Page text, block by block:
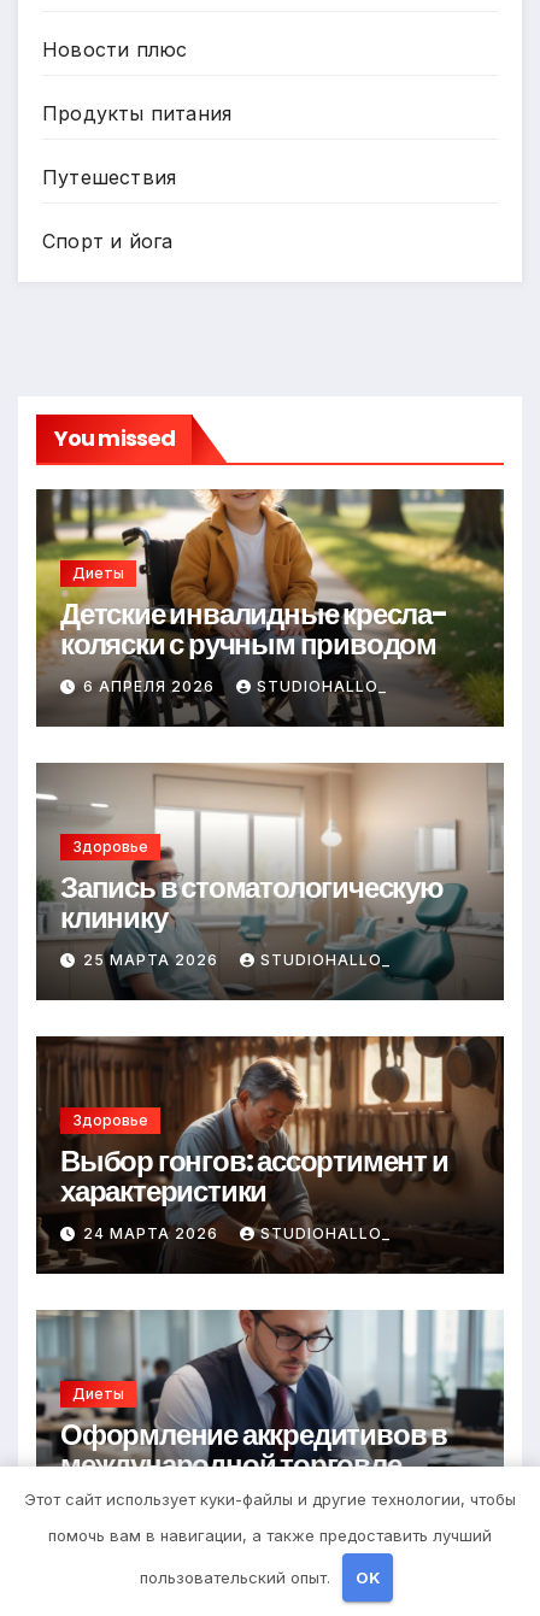
Новости плюс
Продукты питания
Путешествия
Спорт и йога
You missed
Диеты
Детские инвалидные кресла-
коляски с ручным приводом
6 АПРЕЛЯ 2026 STUDIOHALLO_
Здоровье
Запись в стоматологическую
клинику
25 МАРТА 2026 STUDIOHALLO_
Здоровье
Выбор гонгов: ассортимент и
характеристики
24 МАРТА 2026 STUDIOHALLO_
Диеты
Оформление аккредитивов в
международной торговле
23 МАРТА 2026 STUDIOHALLO_
Этот сайт использует куки-файлы и другие технологии, чтобы
помочь вам в навигации, а также предоставить лучший
пользовательский опыт. OK